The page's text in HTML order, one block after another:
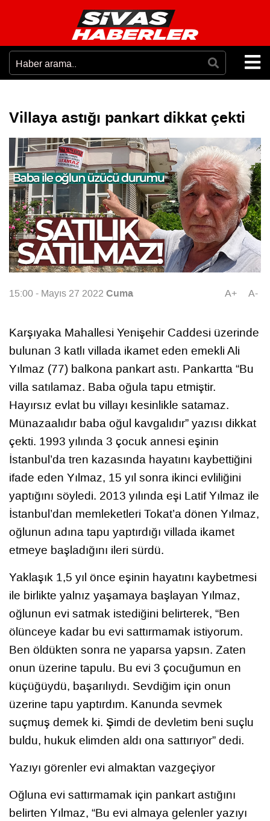
Villaya astığı pankart dikkat çekti
15:00 - Mayıs 27 2022 Cuma A+ A-
Karşıyaka Mahallesi Yenişehir Caddesi üzerinde
bulunan 3 katlı villada ikamet eden emekli Ali
Yılmaz (77) balkona pankart astı. Pankartta “Bu
villa satılamaz. Baba oğula tapu etmiştir.
Hayırsız evlat bu villayı kesinlikle satamaz.
Münazaalıdır baba oğul kavgalıdır” yazısı dikkat
çekti. 1993 yılında 3 çocuk annesi eşinin
İstanbul’da tren kazasında hayatını kaybettiğini
ifade eden Yılmaz, 15 yıl sonra ikinci evliliğini
yaptığını söyledi. 2013 yılında eşi Latif Yılmaz ile
İstanbul’dan memleketleri Tokat’a dönen Yılmaz,
oğlunun adına tapu yaptırdığı villada ikamet
etmeye başladığını ileri sürdü.
Yaklaşık 1,5 yıl önce eşinin hayatını kaybetmesi
ile birlikte yalnız yaşamaya başlayan Yılmaz,
oğlunun evi satmak istediğini belirterek, “Ben
ölünceye kadar bu evi sattırmamak istiyorum.
Ben öldükten sonra ne yaparsa yapsın. Zaten
onun üzerine tapulu. Bu evi 3 çocuğumun en
küçüğüydü, başarılıydı. Sevdiğim için onun
üzerine tapu yaptırdım. Kanunda sevmek
suçmuş demek ki. Şimdi de devletim beni suçlu
buldu, hukuk elimden aldı ona sattırıyor” dedi.
Yazıyı görenler evi almaktan vazgeçiyor
Oğluna evi sattırmamak için pankart astığını
belirten Yılmaz, “Bu evi almaya gelenler yazıyı